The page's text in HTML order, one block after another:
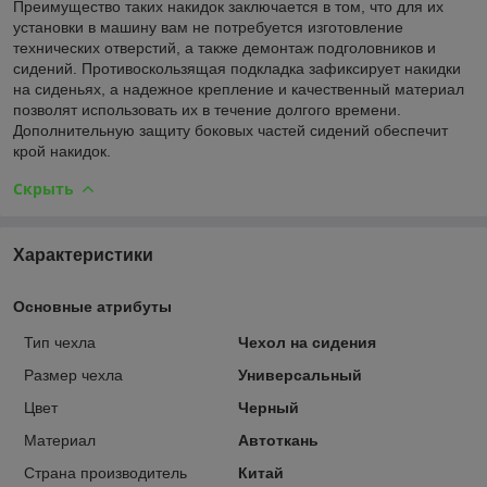
Преимущество таких накидок заключается в том, что для их
установки в машину вам не потребуется изготовление
технических отверстий, а также демонтаж подголовников и
сидений. Противоскользящая подкладка зафиксирует накидки
на сиденьях, а надежное крепление и качественный материал
позволят использовать их в течение долгого времени.
Дополнительную защиту боковых частей сидений обеспечит
крой накидок.
Скрыть
Характеристики
Основные атрибуты
Тип чехла
Чехол на сидения
Размер чехла
Универсальный
Цвет
Черный
Материал
Автоткань
Страна производитель
Китай